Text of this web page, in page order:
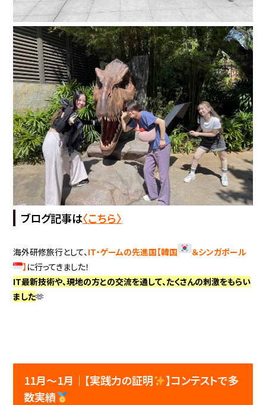
ブログ記事は〈こちら〉
海外研修旅行として、IT・ゲームの先進国【韓国
＆シンガポール
】 に行ってきました！
IT最新技術や、現地の方との交流を通して、たくさんの刺激をもらい
ました🫶
11月～1月│【実践力の証明
】コンテストで多
数実績